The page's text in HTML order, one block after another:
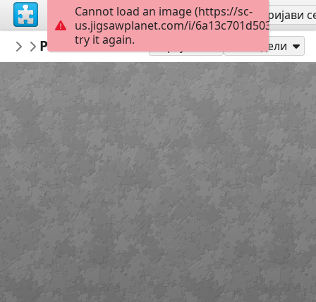
Региструј се Пријави
LCDR1635
Military Aircraft
Panavia Tornado ECR Подели
Cannot load an image (https://sc-
us.jigsawplanet.com/i/
try it again.